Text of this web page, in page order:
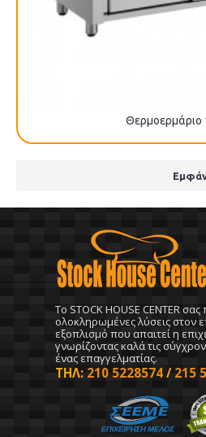
Θερμοερμάριο
To STOCK HOUSE CENTER σας
ολοκληρωμένες λύσεις στον
εξοπλισμό που απαιτεί η
γνωρίζοντας καλά τις
ένας επαγγελματίας.
ΤΗΛ: 210 5228574 / 215